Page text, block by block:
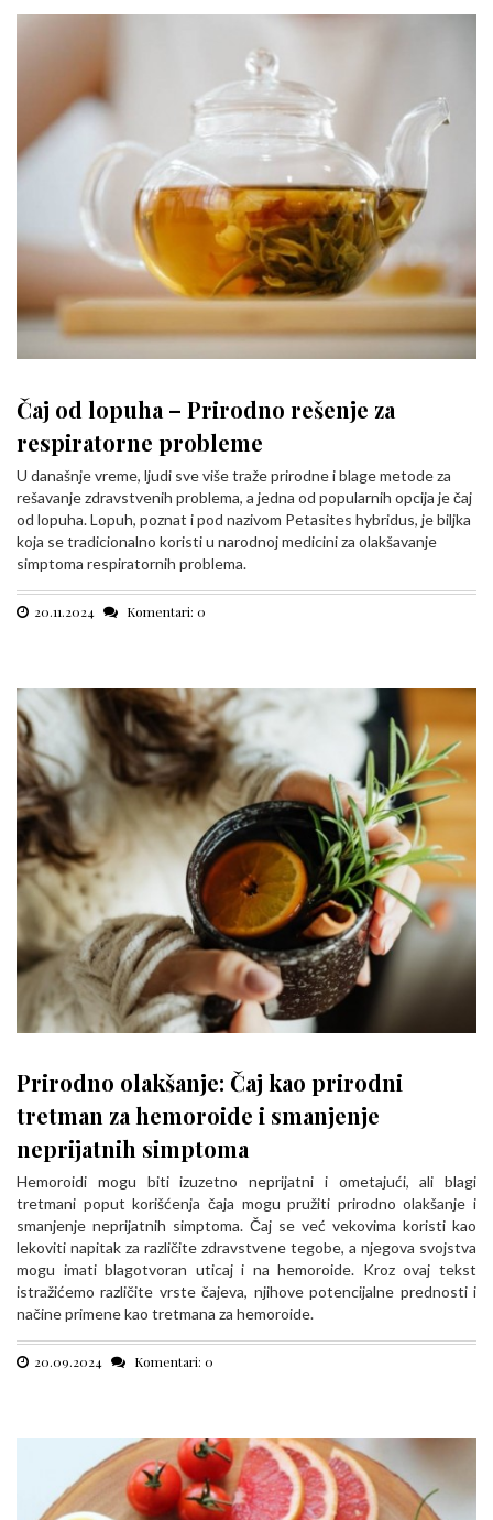
Čaj od lopuha – Prirodno rešenje za
respiratorne probleme
U današnje vreme, ljudi sve više traže prirodne i blage metode za
rešavanje zdravstvenih problema, a jedna od popularnih opcija je čaj
od lopuha. Lopuh, poznat i pod nazivom Petasites hybridus, je biljka
koja se tradicionalno koristi u narodnoj medicini za olakšavanje
simptoma respiratornih problema.
20.11.2024 Komentari: 0
Prirodno olakšanje: Čaj kao prirodni
tretman za hemoroide i smanjenje
neprijatnih simptoma
Hemoroidi mogu biti izuzetno neprijatni i ometajući, ali blagi
tretmani poput korišćenja čaja mogu pružiti prirodno olakšanje i
smanjenje neprijatnih simptoma. Čaj se već vekovima koristi kao
lekoviti napitak za različite zdravstvene tegobe, a njegova svojstva
mogu imati blagotvoran uticaj i na hemoroide. Kroz ovaj tekst
istražićemo različite vrste čajeva, njihove potencijalne prednosti i
načine primene kao tretmana za hemoroide.
20.09.2024 Komentari: 0